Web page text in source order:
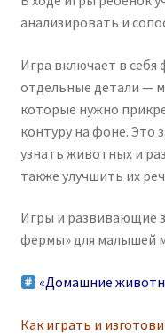
анализировать и
Игра включает в
отдельные детали —
которые нужно
контуру на фоне. Это
узнать животных и
также улучшить их
Игры и развивающие
фермы» для малышей
«Домашние
Как играть и